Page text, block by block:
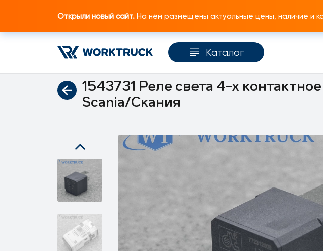
Открыли новый сайт. На нём размещены актуальные цены, наличие и
Каталог
Главная Каталог запчастей Электрическая система
1543731 Реле света 4-х
Scania/Скания